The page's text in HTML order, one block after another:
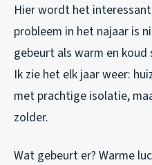
Hier wordt het
probleem in het najaar is
gebeurt als warm en koud
Ik zie het elk jaar weer:
met prachtige isolatie,
zolder.
Wat gebeurt er? Warme